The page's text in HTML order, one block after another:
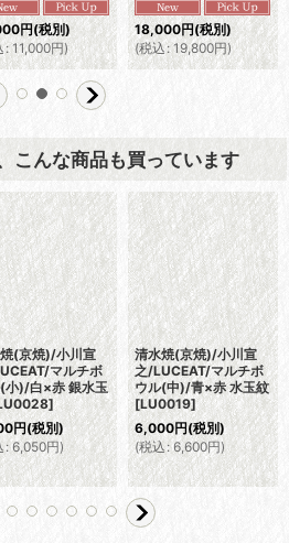
円(税別)
: 11,000円)
18,000円(税別)
(税込: 19,800円)
こんな商品も買っています
(京焼)/小川宣
マルチボ
小)/白×赤 銀水玉
]
円(税別)
: 6,050円)
清水焼(京焼)/小川宣
之/LUCEAT/マルチボ
ウル(中)/青×赤 水玉紋
[LU0019]
6,000円(税別)
(税込 : 6,600円)